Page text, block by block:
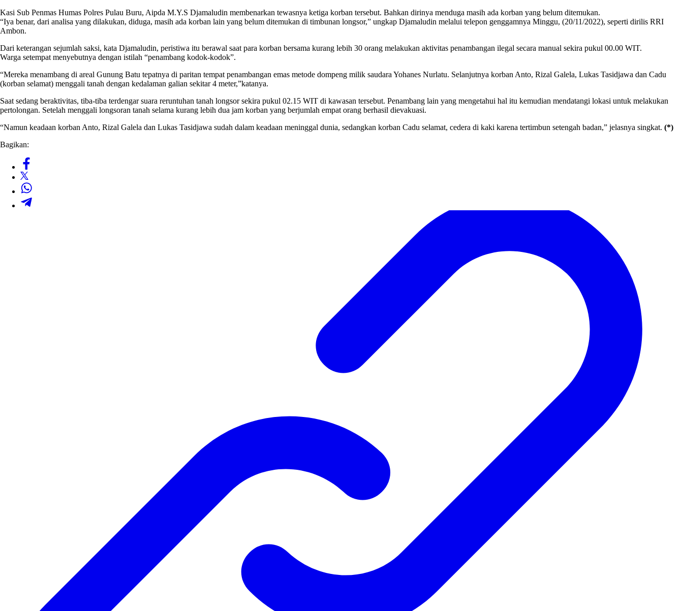
Kasi Sub Penmas Humas Polres Pulau Buru, Aipda M.Y.S Djamaludin membenarkan tewasnya ketiga korban tersebut. Bahkan dirinya menduga masih ada korban yang belum ditemukan.
“Iya benar, dari analisa yang dilakukan, diduga, masih ada korban lain yang belum ditemukan di timbunan longsor,” ungkap Djamaludin melalui telepon genggamnya Minggu, (20/11/2022), seperti dirilis RRI
Ambon.
Dari keterangan sejumlah saksi, kata Djamaludin, peristiwa itu berawal saat para korban bersama kurang lebih 30 orang melakukan aktivitas penambangan ilegal secara manual sekira pukul 00.00 WIT.
Warga setempat menyebutnya dengan istilah “penambang kodok-kodok”.
“Mereka menambang di areal Gunung Batu tepatnya di paritan tempat penambangan emas metode dompeng milik saudara Yohanes Nurlatu. Selanjutnya korban Anto, Rizal Galela, Lukas Tasidjawa dan Cadu
(korban selamat) menggali tanah dengan kedalaman galian sekitar 4 meter,”katanya.
Saat sedang beraktivitas, tiba-tiba terdengar suara reruntuhan tanah longsor sekira pukul 02.15 WIT di kawasan tersebut. Penambang lain yang mengetahui hal itu kemudian mendatangi lokasi untuk melakukan
pertolongan. Setelah menggali longsoran tanah selama kurang lebih dua jam korban yang berjumlah empat orang berhasil dievakuasi.
“Namun keadaan korban Anto, Rizal Galela dan Lukas Tasidjawa sudah dalam keadaan meninggal dunia, sedangkan korban Cadu selamat, cedera di kaki karena tertimbun setengah badan,” jelasnya singkat. (*)
Bagikan: